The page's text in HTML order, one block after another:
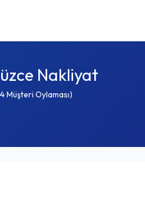
Nakliyat
Müşteri Oylaması)